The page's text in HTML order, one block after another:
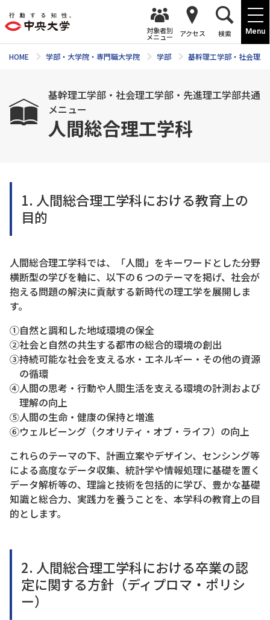
Menu
対象者別
メニュー アクセス 検索
HOME 学部・大学院・専門職大学院 学部 基幹理工学部・社会理
基幹理工学部・社会理工学部・先進理工学部共通
メニュー
人間総合理工学科
1. 人間総合理工学科における教育上の
目的
人間総合理工学科では、「人間」をキーワードとした分野
横断型の学びを軸に、以下の６つのテーマを掲げ、社会が
抱える問題の解決に貢献する新時代の理工学を展開しま
す。
①自然と調和した地域環境の保全
②社会と自然の共生する都市の総合的環境の創出
③持続可能な社会を支える水・エネルギー・その他の資源
の循環
④人間の思考・行動や人間生活を支える環境の計測および
理解の向上
⑤人間の生命・健康の保持と増進
⑥ウェルビーング（クオリティ・オブ・ライフ）の向上
これらのテーマの下、計画立案やデザイン、センシング等
による高度なデータ収集、統計学や情報処理に基礎を置く
データ解析等の、理論と技術を包括的に学び、豊かな基礎
知識と総合力、実践力を養うことを、本学科の教育上の目
的とします。
2. 人間総合理工学科における卒業の認
定に関する方針（ディプロマ・ポリシ
ー）